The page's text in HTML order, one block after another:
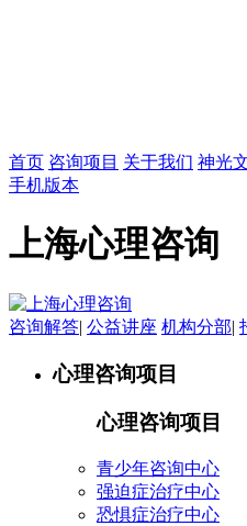
首页 咨询项目 关于我们 神光
手机版本
上海心理咨询
咨询解答| 公益讲座 机构分部|
心理咨询项目
心理咨询项目
青少年咨询中心
强迫症治疗中心
恐惧症治疗中心